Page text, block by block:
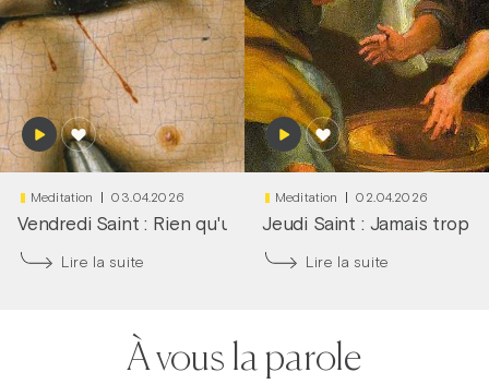
Meditation 03.04.2026
Vendredi Saint : Rien qu'une larme dans tes yeux |
Lire la suite
Meditation 02.04.2026
Jeudi Saint : Jamais trop
Lire la suite
À vous la parole